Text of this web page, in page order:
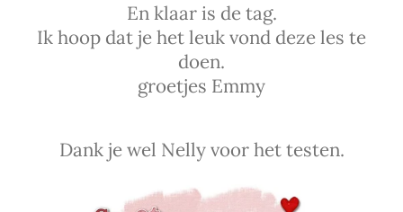
En klaar is de tag.
Ik hoop dat je het leuk vond deze les te
doen.
groetjes Emmy
Dank je wel Nelly voor het testen.